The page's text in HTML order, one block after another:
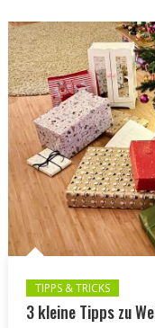
TIPPS & TRICKS
3 kleine Tipps zu